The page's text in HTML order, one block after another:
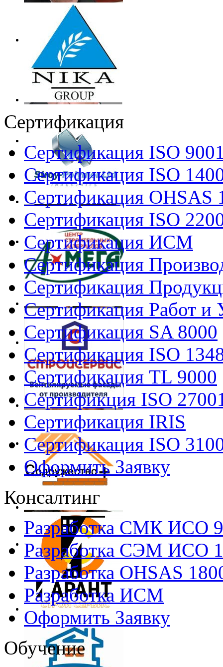
Сертификация
Сертификация ISO
Сертификация ISO
Сертификация OHSAS
Сертификация ISO
Сертификация ИСМ
Сертификация
Сертификация
Сертификация Работ и
Сертификация SA 8000
Сертификация ISO
Сертификация TL 9000
Сертификция ISO
Сертификация IRIS
Сертификация ISO
Оформить Заявку
Консалтинг
Разработка СМК ИСО
Разработка СЭМ ИСО
Разработка OHSAS
Разработка ИСМ
Оформить Заявку
Обучение